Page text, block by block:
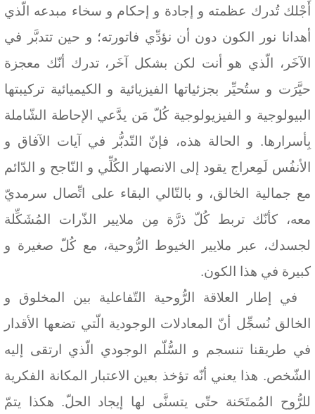
أَجْلك تُدرك عظمته و إجادة و إحكام و سخاء مبدعه الّذي
أهدانا نور الكون دون أن نؤدِّي فاتورته؛ و حين تتدبَّر في
الآخَر، الّذي هو أنت لكن بشكل آخَر، تدرك أنّك معجزة
حيَّرَت و ستُحيِّر بجزئياتها الفيزيائية و الكيميائية تركيبتها
البيولوجية و الفيزيولوجية كُلّ مَن يدَّعي الإحاطة الشّاملة
بِأسرارها. و الحالة هذه، فإنّ التّدبُّر في آيات الآفاق و
الأنفُس لَمِعراج يقود إلى الانصهار الكُلِّي و النّاجح و الدّائم
مع جمالية الخالق، و بالتّالي البقاء على اتِّصال سرمديّ
معه، كأنّك تربط كُلّ ذرَّة مِن ملايير الذّرات المُشَكِّلة
لجسدك، عبر ملايير الخيوط الرُّوحية، مع كُلّ صغيرة و
كبيرة في هذا الكون.
في إطار العلاقة الرُّوحية التّفاعلية بين المخلوق و
الخالق نُسجِّل أنّ المعادلات الوجودية الّتي تضعها الأقدار
في طريقنا تنسجم و السُّلّم الوجودي الّذي ارتقى إليه
الشّخص. هذا يعني أنّه تؤخذ بعين الاعتبار المكانة الفكرية
للرُّوح المُمتَحَنة حتّى يتسنَّى لها إيجاد الحلّ. هكذا يتمّ